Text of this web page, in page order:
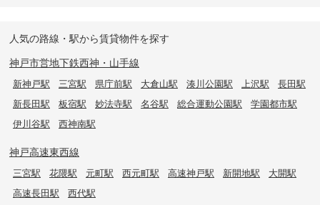
人気の路線・駅から賃貸物件を探す
神戸市営地下鉄西神・山手線
新神戸駅 三宮駅 県庁前駅 大倉山駅 湊川公園駅 上沢駅
長田駅
新長田駅
板宿駅 妙法寺駅 名谷駅 総合運動公園駅
学園都市駅
伊川谷駅
西神南駅
神戸高速東西線
三宮駅 花隈駅 元町駅 西元町駅 高速神戸駅 新開地駅
大開駅
高速長田駅
西代駅